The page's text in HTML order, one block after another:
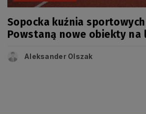
Sopocka kuźnia
Powstaną nowe obiekty na
Aleksander Olszak